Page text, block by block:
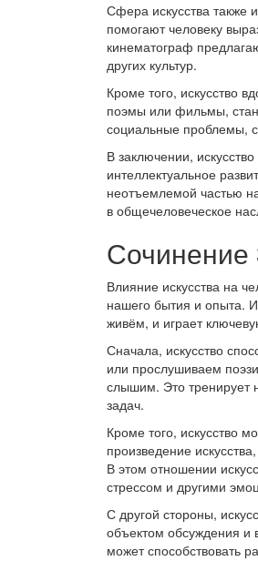
Сфера искусства также
помогают человеку
кинематограф
других культур.
Кроме того, искусство
поэмы или фильмы,
социальные проблемы,
В заключении,
интеллектуальное
неотъемлемой частью
в общечеловеческое
Сочинение
Влияние искусства на
нашего бытия и опыта.
живём, и играет
Сначала, искусство
или прослушиваем
слышим. Это тренирует
задач.
Кроме того, искусство
произведение
В этом отношении
стрессом и другими
С другой стороны,
объектом обсуждения и
может способствовать